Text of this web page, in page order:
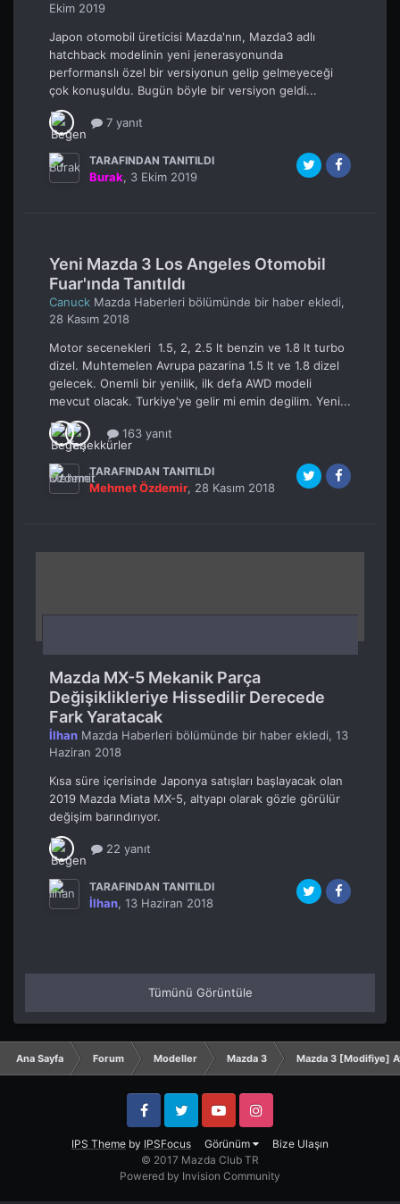
Ekim 2019
Japon otomobil üreticisi Mazda'nın, Mazda3 adlı
hatchback modelinin yeni jenerasyonunda
performanslı özel bir versiyonun gelip gelmeyeceği
çok konuşuldu. Bugün böyle bir versiyon geldi...
7 yanıt
TARAFINDAN TANITILDI
Burak, 3 Ekim 2019
Yeni Mazda 3 Los Angeles Otomobil
Fuar'ında Tanıtıldı
Canuck Mazda Haberleri bölümünde bir haber ekledi,
28 Kasım 2018
Motor secenekleri 1.5, 2, 2.5 lt benzin ve 1.8 lt turbo
dizel. Muhtemelen Avrupa pazarina 1.5 lt ve 1.8 dizel
gelecek. Onemli bir yenilik, ilk defa AWD modeli
mevcut olacak. Turkiye'ye gelir mi emin degilim. Yeni...
163 yanıt
TARAFINDAN TANITILDI
Mehmet Özdemir, 28 Kasım 2018
Mazda MX-5 Mekanik Parça
Değişiklikleriye Hissedilir Derecede
Fark Yaratacak
İlhan Mazda Haberleri bölümünde bir haber ekledi, 13
Haziran 2018
Kısa süre içerisinde Japonya satışları başlayacak olan
2019 Mazda Miata MX-5, altyapı olarak gözle görülür
değişim barındırıyor.
22 yanıt
TARAFINDAN TANITILDI
İlhan, 13 Haziran 2018
Tümünü Görüntüle
Ana Sayfa Forum Modeller Mazda 3 Mazda 3 [Modifiye]
IPS Theme by IPSFocus Görünüm Bize Ulaşın
FacebookTwitter YouTube Instagram
© 2017 Mazda Club TR
Powered by Invision Community